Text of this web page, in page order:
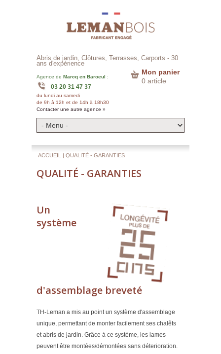
Abris de jardin, Clôtures, Terrasses, Carports - 30
ans d'expérience
Agence de Marcq en Baroeul :
03 20 31 47 37
Contacter une autre agence »
du lundi au samedi
de 9h à 12h et de 14h à 18h30
Mon panier
0 article
ACCUEIL | QUALITÉ - GARANTIES
QUALITÉ - GARANTIES
Un
système
d'assemblage breveté
TH-Leman a mis au point un système d'assemblage
unique , permettant de monter facilement ses chalêts
et abris de jardin. Grâce à ce système, les lames
peuvent être montées/démontées sans déterioration.